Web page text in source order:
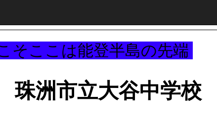
そここは能登半島の先端
洲市立大谷中学校